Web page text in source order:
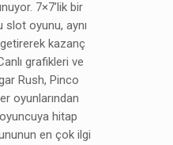
7×7’lik bir
slot oyunu, aynı
kazanç
grafikleri ve
Rush, Pinco
oyunlarından
hitap
en çok ilgi